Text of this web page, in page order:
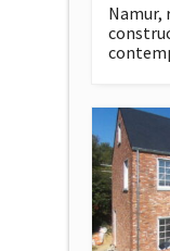
Namur,